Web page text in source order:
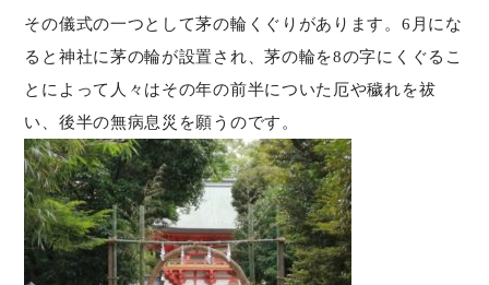
その儀式の一つとして茅の輪くぐりがあります。6月にな
ると神社に茅の輪が設置され、茅の輪を8の字にくぐるこ
とによって人々はその年の前半についた厄や穢れを祓
い、後半の無病息災を願うのです。